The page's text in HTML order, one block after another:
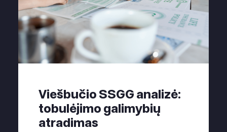
Viešbučio SSGG analizė:
tobulėjimo galimybių
atradimas